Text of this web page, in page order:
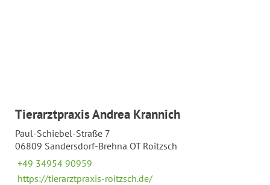
Tierarztpraxis Andrea Krannich
Paul-Schiebel-Straße 7
06809 Sandersdorf-Brehna OT Roitzsch
+49 34954 90959
https://tierarztpraxis-roitzsch.de/